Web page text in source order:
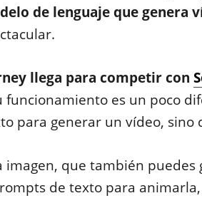
de lenguaje que genera
llega para competir con
funcionamiento es un poco
para generar un vídeo, sino
imagen, que también
de texto para